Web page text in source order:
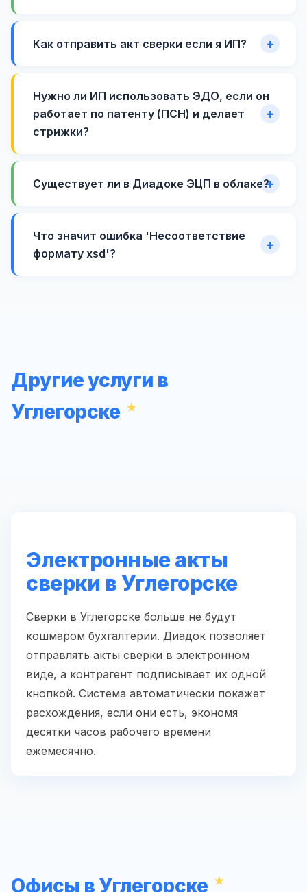
Как отправить акт сверки если я ИП?
Нужно ли ИП использовать ЭДО, если он
работает по патенту (ПСН) и делает
стрижки?
Существует ли в Диадоке ЭЦП в облаке?
Что значит ошибка 'Несоответствие
формату xsd'?
Другие услуги в
Углегорске
Электронные акты
сверки в Углегорске
Сверки в Углегорске больше не будут
кошмаром бухгалтерии. Диадок позволяет
отправлять акты сверки в электронном
виде, а контрагент подписывает их одной
кнопкой. Система автоматически покажет
расхождения, если они есть, экономя
десятки часов рабочего времени
ежемесячно.
Офисы в Углегорске